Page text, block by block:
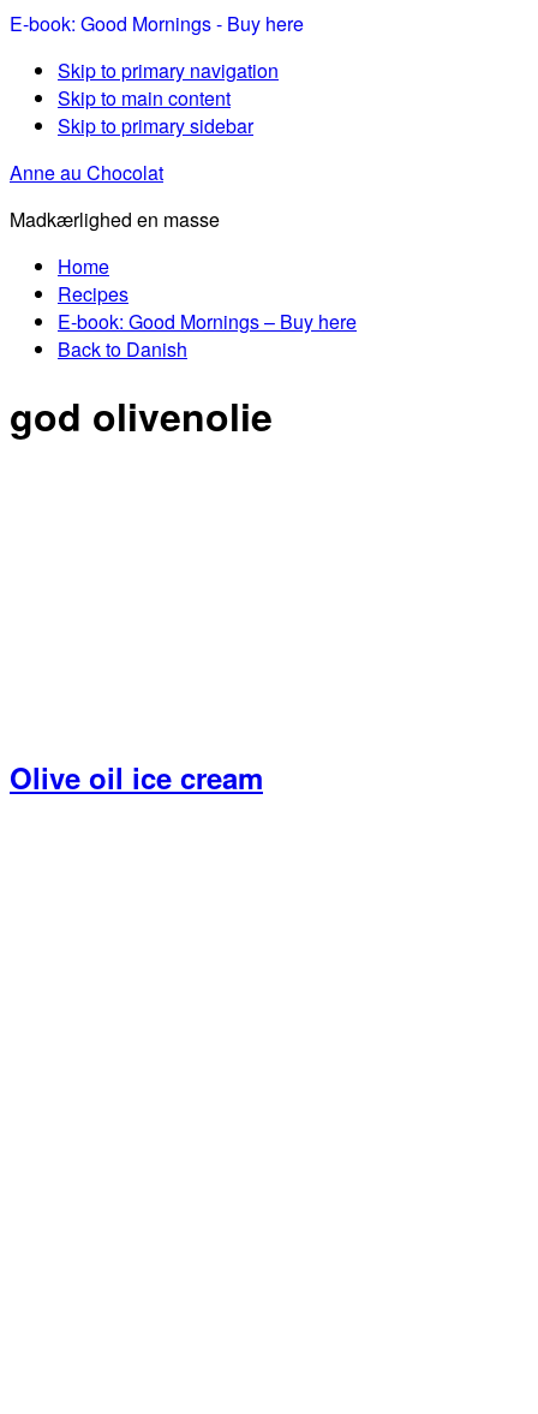
E-book: Good Mornings - Buy here
Skip to primary navigation
Skip to main content
Skip to primary sidebar
Anne au Chocolat
Madkærlighed en masse
Home
Recipes
E-book: Good Mornings – Buy here
Back to Danish
god olivenolie
Olive oil ice cream